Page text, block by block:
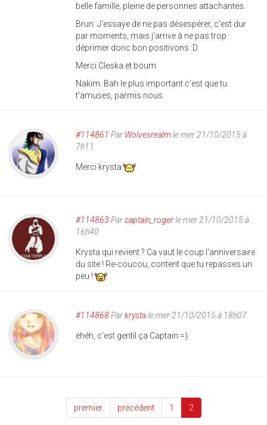
belle famille, pleine de personnes attachantes.
Brun: J'essaye de ne pas désespérer, c'est dur
par moments, mais j'arrive à ne pas trop
déprimer donc bon positivons :D.
Merci Cleska et boum.
Nakim: Bah le plus important c'est que tu
t'amuses, parmis nous.
#114861 Par Wolvesrealmle mer 21/10/2015 à
7h11
Merci krysta
#114863 Parcaptain_rogerle mer 21/10/2015 à
16h40
Krysta qui revient ? Ca vaut le coup l'anniversaire
du site ! Re-coucou, content que tu repasses un
peu !
#114868Parkrystale mer 21/10/2015 à 18h07
éhéh, c'est gentil ça Captain =).
premier précédent 1 2